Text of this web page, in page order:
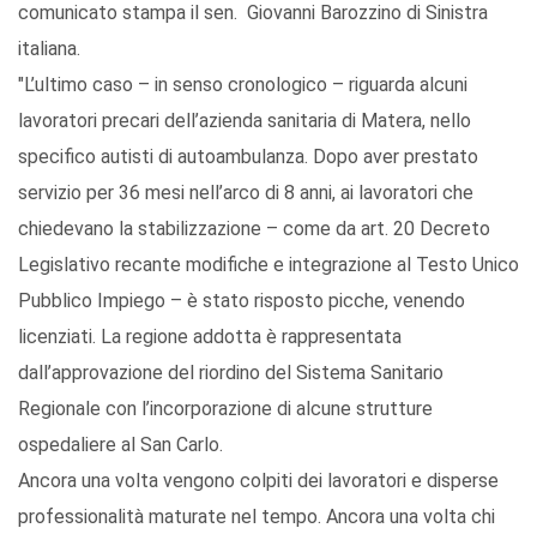
comunicato stampa il sen. Giovanni Barozzino di Sinistra
italiana.
"L’ultimo caso – in senso cronologico – riguarda alcuni
lavoratori precari dell’azienda sanitaria di Matera, nello
specifico autisti di autoambulanza. Dopo aver prestato
servizio per 36 mesi nell’arco di 8 anni, ai lavoratori che
chiedevano la stabilizzazione – come da art. 20 Decreto
Legislativo recante modifiche e integrazione al Testo Unico
Pubblico Impiego – è stato risposto picche, venendo
licenziati. La regione addotta è rappresentata
dall’approvazione del riordino del Sistema Sanitario
Regionale con l’incorporazione di alcune strutture
ospedaliere al San Carlo.
Ancora una volta vengono colpiti dei lavoratori e disperse
professionalità maturate nel tempo. Ancora una volta chi